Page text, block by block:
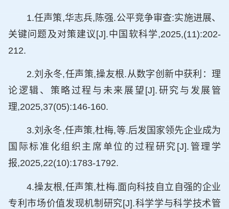
1.任声策,华志兵,陈强.公平竞争审查:实施进展、
关键问题及对策建议[J].中国软科学,2025,(11):202-
212.
2.刘永冬,任声策,操友根.从数字创新中获利：理
论逻辑、策略过程与未来展望[J].研究与发展管
理,2025,37(05):146-160.
3.刘永冬,任声策,杜梅,等.后发国家领先企业成为
国际标准化组织主席单位的过程研究[J].管理学
报,2025,22(10):1783-1792.
4.操友根,任声策,杜梅.面向科技自立自强的企业
专利市场价值发现机制研究[J].科学学与科学技术管